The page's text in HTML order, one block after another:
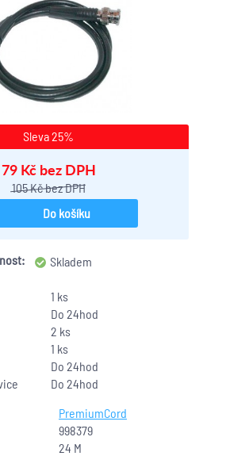
PremiumCord
998379
24 M
Sleva 25%
79 Kč bez DPH
105 Kč bez DPH
Do košíku
Skladem
1 ks
Do 24hod
2 ks
1 ks
Do 24hod
Do 24hod